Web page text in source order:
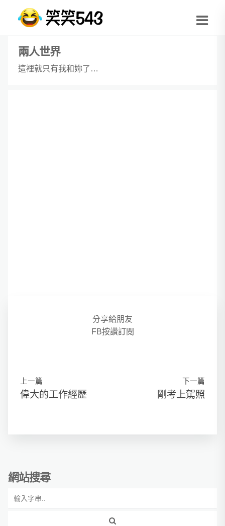
兩人世界
這裡就只有我和妳了…
分享給朋友
FB按讚訂閱
上一篇
偉大的工作經歷
下一篇
剛考上駕照
網站搜尋